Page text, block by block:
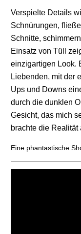
Verspielte Details
Schnürungen,
Schnitte,
Einsatz von Tüll
einzigartigen Look.
Liebenden, mit der
Ups und Downs
durch die dunklen
Gesicht, das mich
brachte die Realität
Eine phantastische